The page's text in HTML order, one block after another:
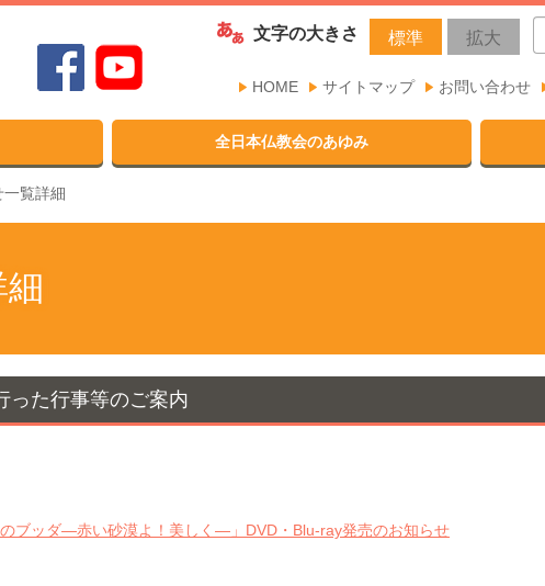
文字の大きさ 標準 拡大
HOME サイトマップ お問い合わせ
全日本仏教会のあゆみ
一覧詳細
った行事等のご案内
ブッダ―赤い砂漠よ！美しく―」DVD・Blu-ray発売のお知らせ